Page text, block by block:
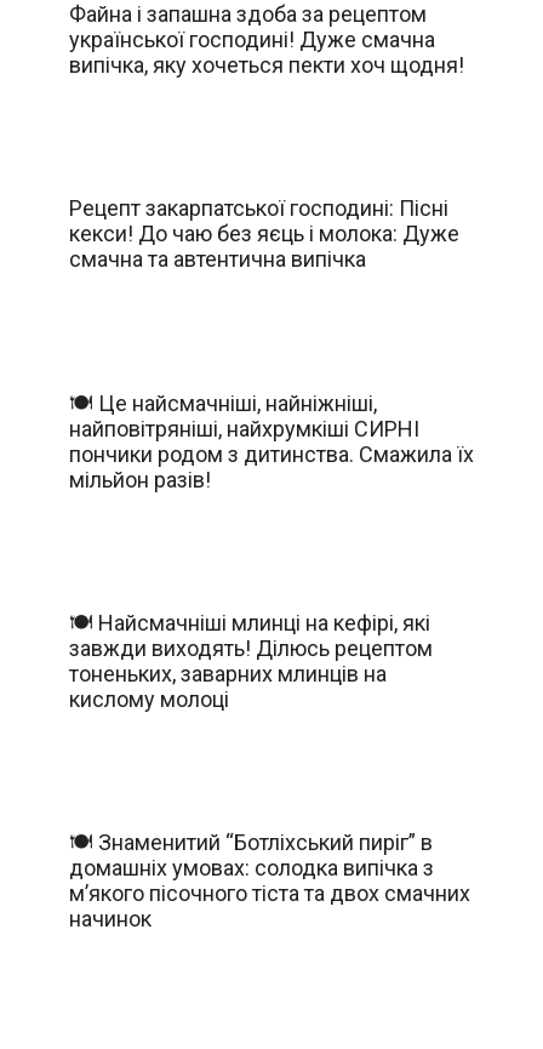
Файна і запашна здоба за рецептом
української господині! Дуже смачна
випічка, яку хочеться пекти хоч щодня!
Рецепт закарпатської господині: Пісні
кекси! До чаю без яєць і молока: Дуже
смачна та автентична випічка
🍽️ Це найсмачніші, найніжніші,
найповітряніші, найхрумкіші СИРНІ
пончики родом з дитинства. Смажила їх
мільйон разів!
🍽️ Найсмачніші млинці на кефірі, які
завжди виходять! Ділюсь рецептом
тоненьких, заварних млинців на
кислому молоці
🍽️ Знаменитий “Ботліхський пиріг” в
домашніх умовах: солодка випічка з
м’якого пісочного тіста та двох смачних
начинок